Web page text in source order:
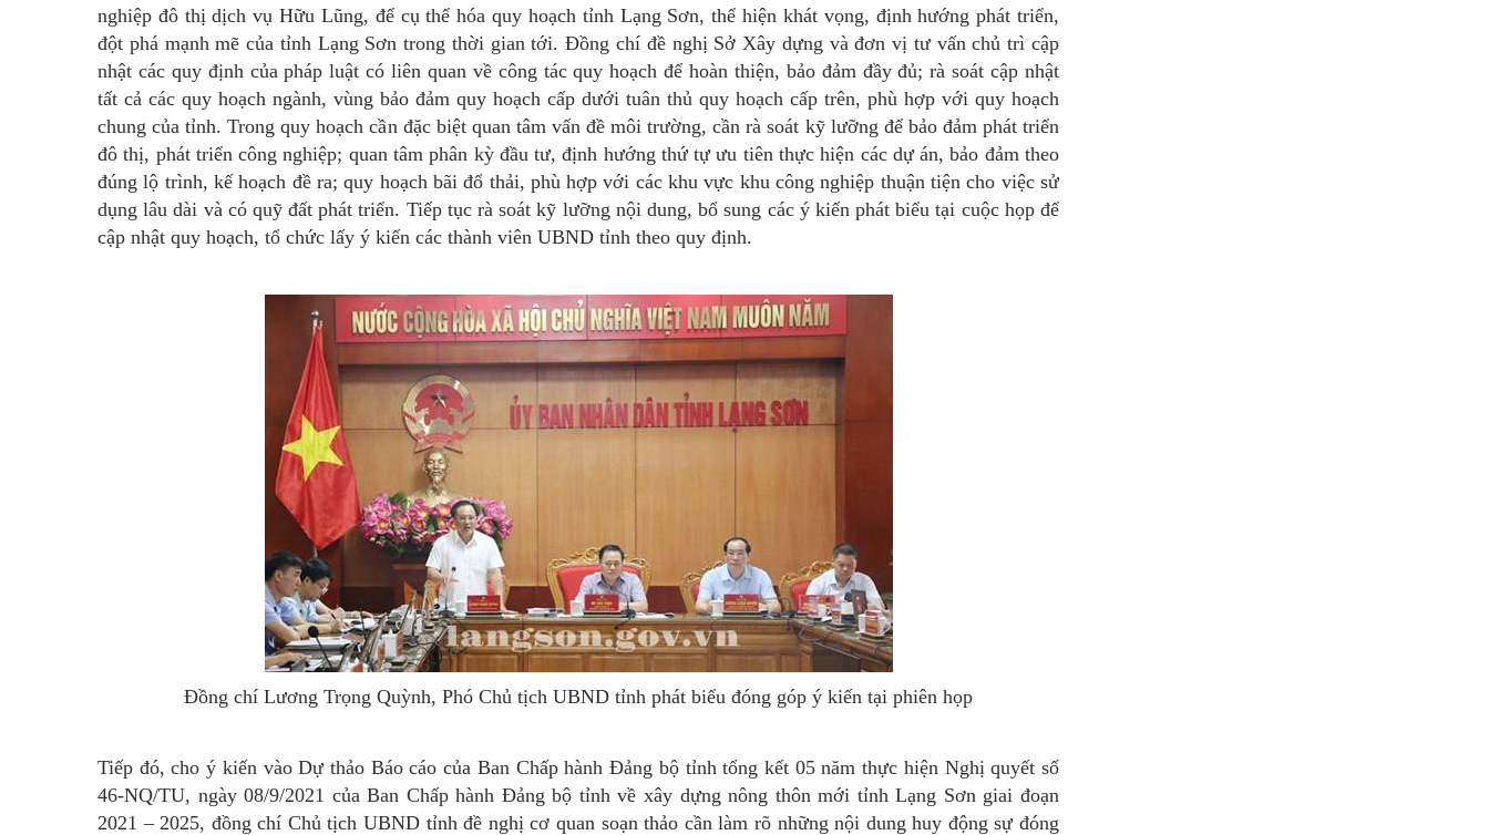
nghiệp đô thị dịch vụ Hữu Lũng, để cụ thể hóa quy hoạch tỉnh Lạng Sơn, thể hiện khát vọng, định hướng phát triển,
đột phá mạnh mẽ của tỉnh Lạng Sơn trong thời gian tới. Đồng chí đề nghị Sở Xây dựng và đơn vị tư vấn chủ trì cập
nhật các quy định của pháp luật có liên quan về công tác quy hoạch để hoàn thiện, bảo đảm đầy đủ; rà soát cập nhật
tất cả các quy hoạch ngành, vùng bảo đảm quy hoạch cấp dưới tuân thủ quy hoạch cấp trên, phù hợp với quy hoạch
chung của tỉnh. Trong quy hoạch cần đặc biệt quan tâm vấn đề môi trường, cần rà soát kỹ lưỡng để bảo đảm phát triển
đô thị, phát triển công nghiệp; quan tâm phân kỳ đầu tư, định hướng thứ tự ưu tiên thực hiện các dự án, bảo đảm theo
đúng lộ trình, kế hoạch đề ra; quy hoạch bãi đổ thải, phù hợp với các khu vực khu công nghiệp thuận tiện cho việc sử
dụng lâu dài và có quỹ đất phát triển. Tiếp tục rà soát kỹ lưỡng nội dung, bổ sung các ý kiến phát biểu tại cuộc họp để
cập nhật quy hoạch, tổ chức lấy ý kiến các thành viên UBND tỉnh theo quy định.
Đồng chí Lương Trọng Quỳnh, Phó Chủ tịch UBND tỉnh phát biểu đóng góp ý kiến tại phiên họp
Tiếp đó, cho ý kiến vào Dự thảo Báo cáo của Ban Chấp hành Đảng bộ tỉnh tổng kết 05 năm thực hiện Nghị quyết số
46-NQ/TU, ngày 08/9/2021 của Ban Chấp hành Đảng bộ tỉnh về xây dựng nông thôn mới tỉnh Lạng Sơn giai đoạn
2021 – 2025, đồng chí Chủ tịch UBND tỉnh đề nghị cơ quan soạn thảo cần làm rõ những nội dung huy động sự đóng